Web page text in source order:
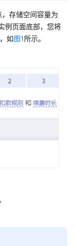
存储空间容量为
例页面底部，您将
如图1所示。